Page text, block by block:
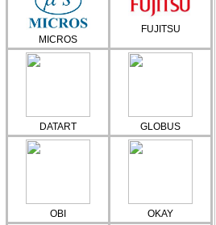
MICROS
FUJITSU
DATART GLOBUS
OBI OKAY